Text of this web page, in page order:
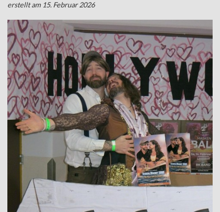
erstellt am 15. Februar 2026